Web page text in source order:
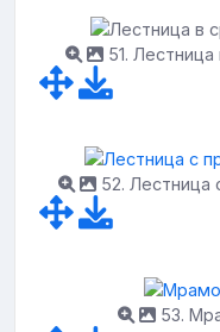
51.
52. Лестница
53.